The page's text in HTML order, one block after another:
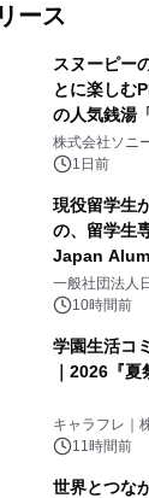
ース
スヌーピー
とに楽しむ
の人気銭湯
ラボレーシ
ボグッズも
株式会社ソニ
1日前
現役留学生
の、留学生
Japan
をリリース
一般社団法人
10時間前
学園生活コ
｜2026『
キャラフレ｜
デザインズ
11時間前
世界とつな